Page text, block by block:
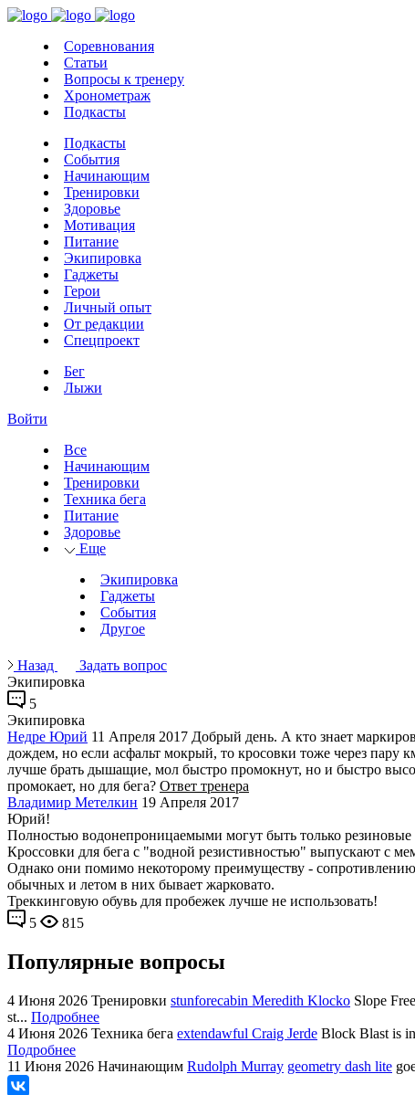
Соревнования
Статьи
Вопросы к тренеру
Хронометраж
Подкасты
Подкасты
События
Начинающим
Тренировки
Здоровье
Мотивация
Питание
Экипировка
Гаджеты
Герои
Личный опыт
От редакции
Спецпроект
Бег
Лыжи
Войти
Все
Начинающим
Тренировки
Техника бега
Питание
Здоровье
Еще
Экипировка
Гаджеты
События
Другое
Назад
Задать вопрос
Экипировка
5
Экипировка
Недре Юрий 11 Апреля 2017 Добрый день. А кто знает
дождем, но если асфальт мокрый, то кросовки тоже через пару
лучше брать дышащие, мол быстро промокнут, но и быстро
промокает, но для бега? Ответ тренера
Владимир Метелкин 19 Апреля 2017
Юрий!
Полностью водонепроницаемыми могут быть только резиновые
Кроссовки для бега с "водной резистивностью" выпускают с
Однако они помимо некоторому преимуществу -
обычных и летом в них бывает жарковато.
Треккинговую обувь для пробежек лучше не использовать!
5
815
Популярные вопросы
4 Июня 2026 Тренировки stunforecabin Meredith Klocko Slope
st... Подробнее
4 Июня 2026 Техника бега extendawful Craig Jerde Block Blast is
Подробнее
11 Июня 2026 Начинающим Rudolph Murray geometry dash lite